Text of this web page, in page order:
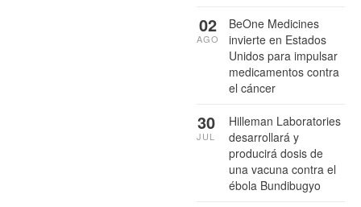
BeOne Medicines
invierte en Estados
Unidos para impulsar
medicamentos contra
el cáncer
02
AGO
Hilleman Laboratories
desarrollará y
producirá dosis de
una vacuna contra el
ébola Bundibugyo
30
JUL